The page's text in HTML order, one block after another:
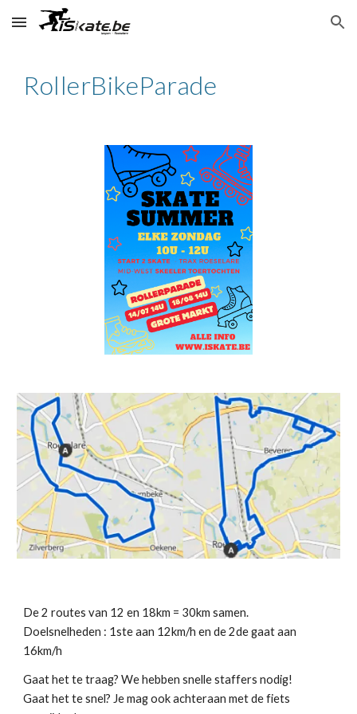
Skip to main content Skip to navigation
RollerBikeParade
De 2 routes van 12 en 18km = 30km samen.
Doelsnelheden : 1ste aan 12km/h en de 2de gaat aan
16km/h
Gaat het te traag? We hebben snelle staffers nodig!
Gaat het te snel? Je mag ook achteraan met de fiets